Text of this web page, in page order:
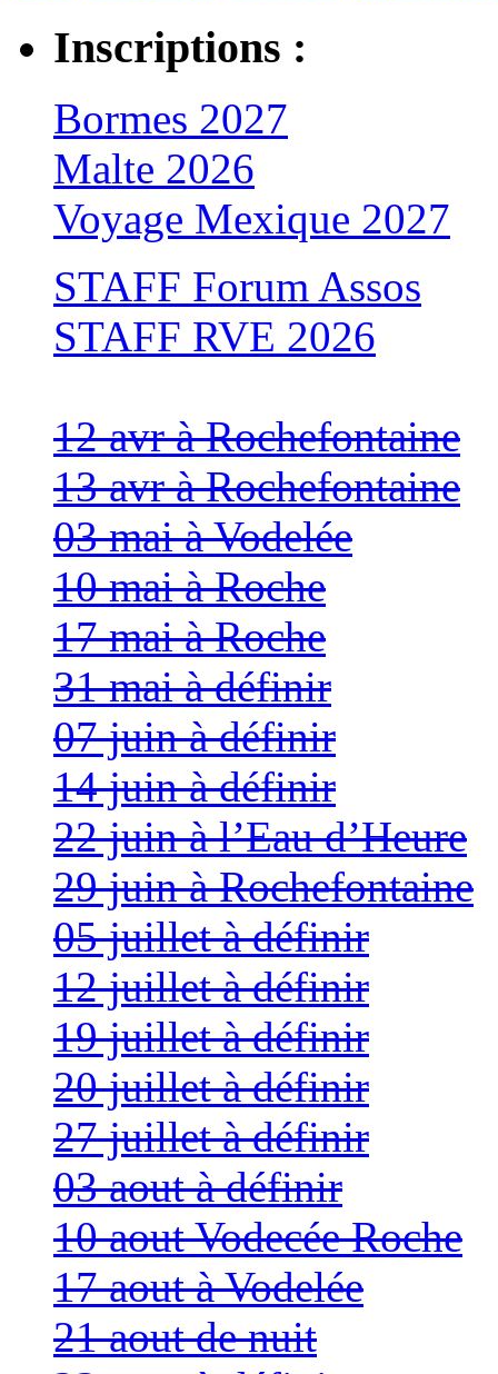
Inscriptions :
Bormes 2027
Malte 2026
Voyage Mexique 2027
STAFF Forum Assos
STAFF RVE 2026
12 avr à Rochefontaine
13 avr à Rochefontaine
03 mai à Vodelée
10 mai à Roche
17 mai à Roche
31 mai à définir
07 juin à définir
14 juin à définir
22 juin à l’Eau d’Heure
29 juin à Rochefontaine
05 juillet à définir
12 juillet à définir
19 juillet à définir
20 juillet à définir
27 juillet à définir
03 aout à définir
10 aout Vodecée Roche
17 aout à Vodelée
21 aout de nuit